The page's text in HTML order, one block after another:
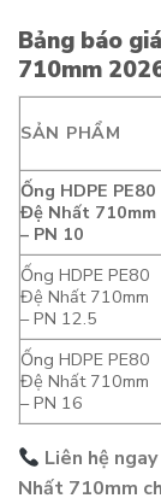
Bảng báo
710mm
SẢN PHẨM
Ống HDPE PE80
Đệ Nhất 710mm
– PN 10
Ống HDPE PE80
Đệ Nhất 710mm
– PN 12.5
Ống HDPE PE80
Đệ Nhất 710mm
– PN 16
Liên hệ
Nhất 710mm